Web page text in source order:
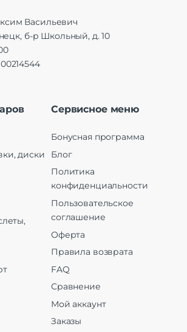
Васильевич
б-р Школьный, д. 10
диски
Сервисное меню
Бонусная программа
Блог
Политика
конфиденциальности
Пользовательское
соглашение
Оферта
Правила возврата
FAQ
Сравнение
Мой аккаунт
Заказы